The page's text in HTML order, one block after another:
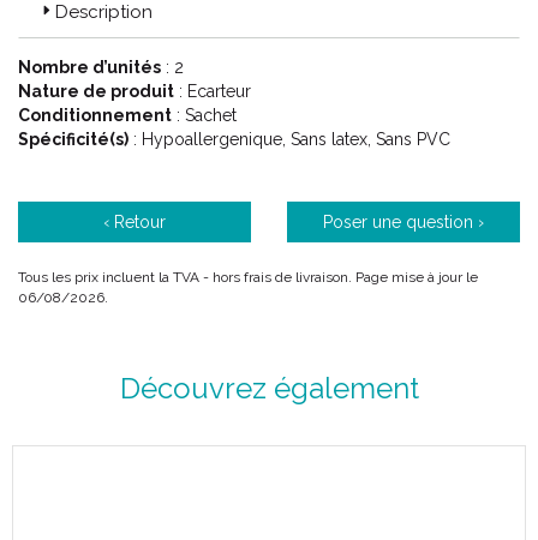
Conditionnement : 2 unités
Code ACL : 6284675
Code EAN : 0190446708490
Description
Nombre d’unités : 2
Nature de produit : Ecarteur
Conditionnement : Sachet
Spécificité(s) : Hypoallergenique, Sans latex, Sans PVC
‹ Retour Poser une question ›
Tous les prix incluent la TVA - hors frais de livraison. Page mise à jour le
06/08/2026.
Découvrez également